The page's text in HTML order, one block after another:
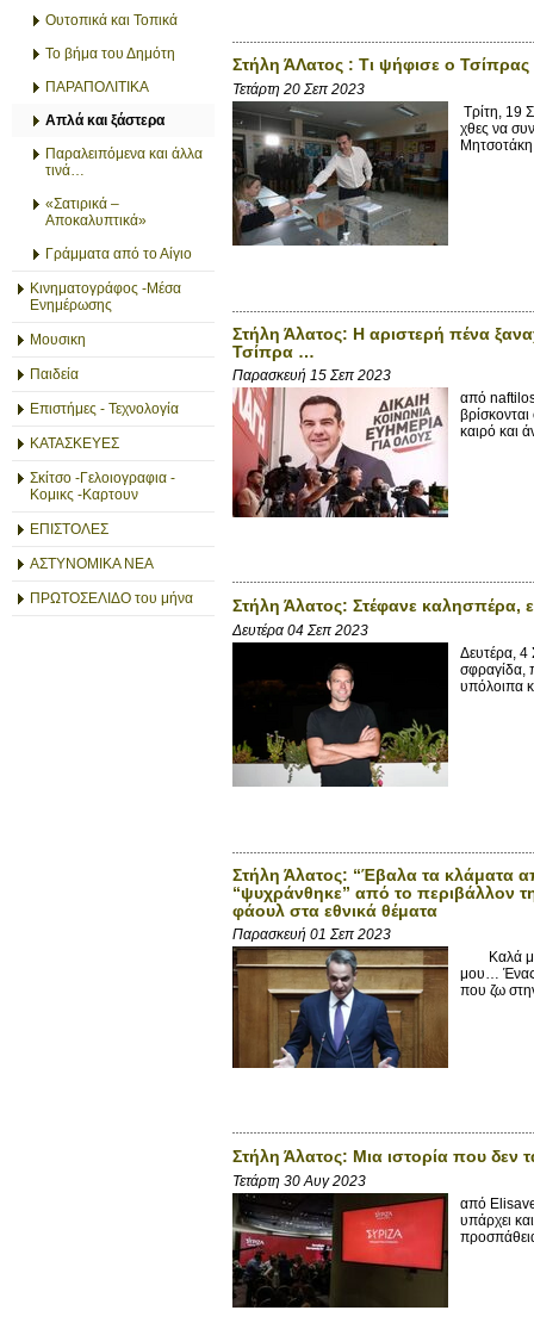
Ουτοπικά και Τοπικά
Το βήμα του Δημότη
ΠΑΡΑΠΟΛΙΤΙΚΑ
Απλά και ξάστερα
Παραλειπόμενα και άλλα
τινά…
«Σατιρικά –
Αποκαλυπτικά»
Γράμματα από το Αίγιο
Κινηματογράφος -Μέσα
Ενημέρωσης
Μουσικη
Παιδεία
Επιστήμες - Τεχνολογία
ΚΑΤΑΣΚΕΥΕΣ
Σκίτσο -Γελοιογραφια -
Κομικς -Καρτουν
ΕΠΙΣΤΟΛΕΣ
ΑΣΤΥΝΟΜΙΚΑ ΝΕΑ
ΠΡΩΤΟΣΕΛΙΔΟ του μήνα
Στήλη ΆΛατος : Τι ψήφισε ο Τσίπρας
Τετάρτη 20 Σεπ 2023
Τρίτη, 19
χθες να
Μητσοτάκη
Στήλη Άλατος: Η αριστερή πένα
Τσίπρα …
Παρασκευή 15 Σεπ 2023
από
καιρό και
Στήλη Άλατος: Στέφανε καλησπέρα,
Δευτέρα 04 Σεπ 2023
Δευτέρα, 4
σφραγίδα,
υπόλοιπα
Στήλη Άλατος: “Έβαλα τα κλάματα
“ψυχράνθηκε” από το περιβάλλον
φάουλ στα εθνικά θέματα
Παρασκευή 01 Σεπ 2023
Καλά μου
μου… Ένας
που ζω
Στήλη Άλατος: Μια ιστορία που δεν
Τετάρτη 30 Αυγ 2023
από
υπάρχει